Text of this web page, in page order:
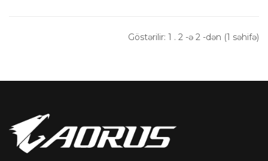
Göstərilir: 1 . 2 -ə 2 -dən (1 səhifə)